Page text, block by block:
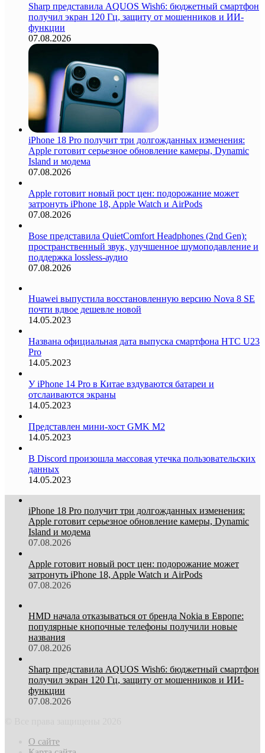
Sharp представила AQUOS Wish6: бюджетный смартфон
получил экран 120 Гц, защиту от мошенников и ИИ-
функции
07.08.2026
iPhone 18 Pro получит три долгожданных изменения:
Apple готовит серьезное обновление камеры, Dynamic
Island и модема
07.08.2026
Apple готовит новый рост цен: подорожание может
затронуть iPhone 18, Apple Watch и AirPods
07.08.2026
Bose представила QuietComfort Headphones (2nd Gen):
пространственный звук, улучшенное шумоподавление и
поддержка lossless-аудио
07.08.2026
Huawei выпустила восстановленную версию Nova 8 SE
почти вдвое дешевле новой
14.05.2023
Названа официальная дата выпуска смартфона HTC U23
Pro
14.05.2023
У iPhone 14 Pro в Китае вздуваются батареи и
отслаиваются экраны
14.05.2023
Представлен мини-хост GMK M2
14.05.2023
В Discord произошла массовая утечка пользовательских
данных
14.05.2023
iPhone 18 Pro получит три долгожданных изменения:
Apple готовит серьезное обновление камеры, Dynamic
Island и модема
07.08.2026
Apple готовит новый рост цен: подорожание может
затронуть iPhone 18, Apple Watch и AirPods
07.08.2026
HMD начала отказываться от бренда Nokia в Европе:
популярные кнопочные телефоны получили новые
названия
07.08.2026
Sharp представила AQUOS Wish6: бюджетный смартфон
получил экран 120 Гц, защиту от мошенников и ИИ-
функции
07.08.2026
О сайте